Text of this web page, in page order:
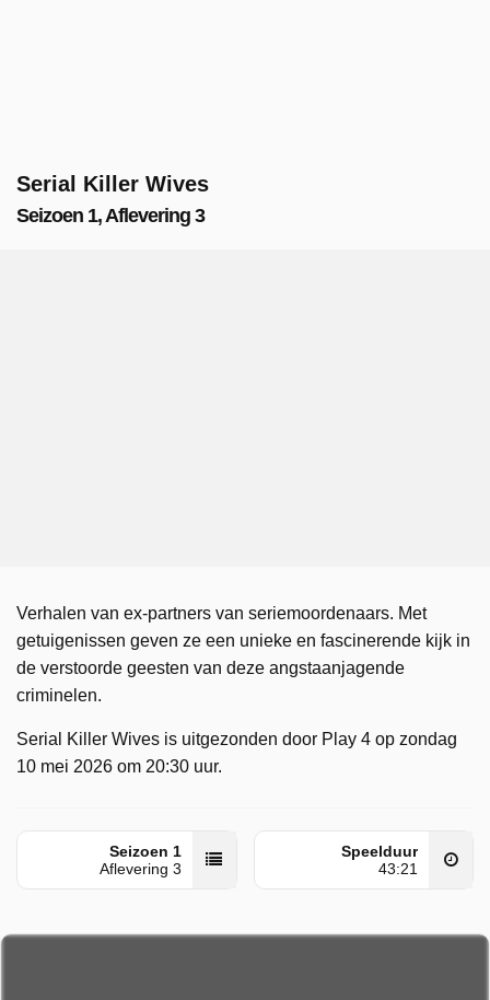
Serial Killer Wives
Seizoen 1, Aflevering 3
Verhalen van ex-partners van seriemoordenaars. Met
getuigenissen geven ze een unieke en fascinerende kijk in
de verstoorde geesten van deze angstaanjagende
criminelen.
Serial Killer Wives is uitgezonden door Play 4 op zondag
10 mei 2026 om 20:30 uur.
Seizoen 1
Aflevering 3
Speelduur
43:21